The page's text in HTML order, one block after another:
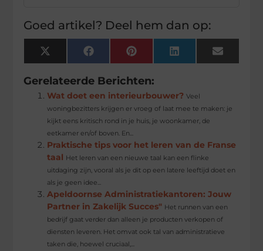
Goed artikel? Deel hem dan op:
X
(Twitter)
FacebookPinterest LinkedIn Email
Gerelateerde Berichten:
Wat doet een interieurbouwer? Veel
woningbezitters krijgen er vroeg of laat mee te maken: je
kijkt eens kritisch rond in je huis, je woonkamer, de
eetkamer en/of boven. En...
Praktische tips voor het leren van de Franse
taal Het leren van een nieuwe taal kan een flinke
uitdaging zijn, vooral als je dit op een latere leeftijd doet en
als je geen idee...
Apeldoornse Administratiekantoren: Jouw
Partner in Zakelijk Succes" Het runnen van een
bedrijf gaat verder dan alleen je producten verkopen of
diensten leveren. Het omvat ook tal van administratieve
taken die, hoewel cruciaal,...